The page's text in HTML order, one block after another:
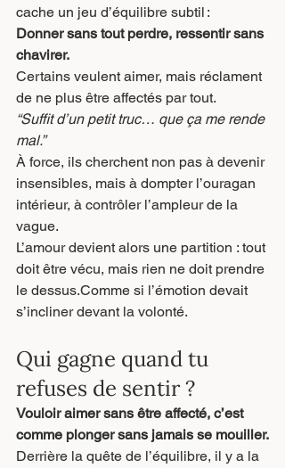
cache un jeu d’équilibre subtil :
Donner sans tout perdre, ressentir sans
chavirer.
Certains veulent aimer, mais réclament
de ne plus être affectés par tout.
“Suffit d’un petit truc… que ça me rende
mal.”
À force, ils cherchent non pas à devenir
insensibles, mais à dompter l’ouragan
intérieur, à contrôler l’ampleur de la
vague.
L’amour devient alors une partition : tout
doit être vécu, mais rien ne doit prendre
le dessus.Comme si l’émotion devait
s’incliner devant la volonté.
Qui gagne quand tu
refuses de sentir ?
Vouloir aimer sans être affecté, c’est
comme plonger sans jamais se mouiller.
Derrière la quête de l’équilibre, il y a la